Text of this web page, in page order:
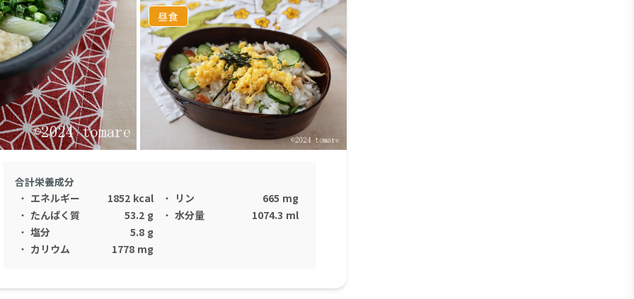
昼食
合計栄養成分
・ エネルギー 1852 kcal
・ たんぱく質 53.2 g
・ 塩分 5.8 g
・ カリウム 1778 mg
・ リン 665 mg
・ 水分量 1074.3 ml